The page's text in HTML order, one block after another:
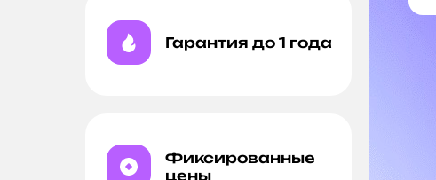
Гарантия до 1 года
Фиксированные
цены